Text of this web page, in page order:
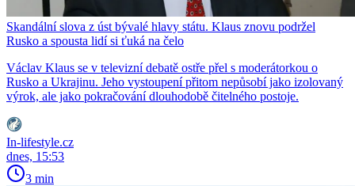
Skandální slova z úst bývalé hlavy státu. Klaus znovu podržel
Rusko a spousta lidí si ťuká na čelo
Václav Klaus se v televizní debatě ostře přel s moderátorkou o
Rusko a Ukrajinu. Jeho vystoupení přitom nepůsobí jako izolovaný
výrok, ale jako pokračování dlouhodobě čitelného postoje.
In-lifestyle.cz
dnes, 15:53
3 min